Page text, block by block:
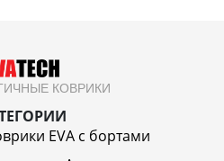
КОВРИКИ
EVA c бортами